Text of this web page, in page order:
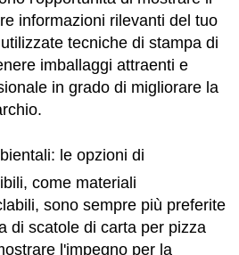
informazioni rilevanti del tuo
tecniche di stampa di
imballaggi attraenti e
in grado di migliorare la
le opzioni di
come materiali
sono sempre più preferite
di scatole di carta per pizza
l'impegno per la